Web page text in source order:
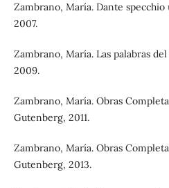
Zambrano, María. Dante
2007.
Zambrano, María. Las palabras
2009.
Zambrano, María. Obras
Gutenberg, 2011.
Zambrano, María. Obras
Gutenberg, 2013.